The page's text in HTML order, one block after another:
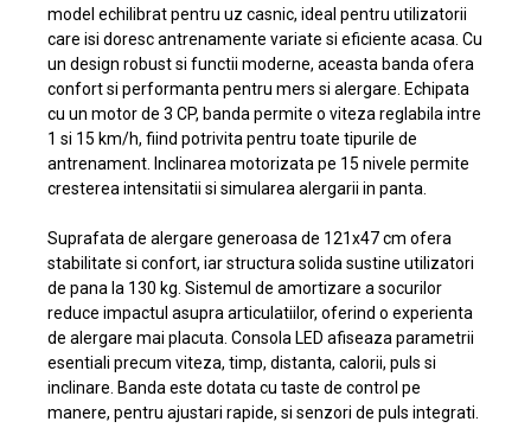
model echilibrat pentru uz casnic, ideal pentru utilizatorii
care isi doresc antrenamente variate si eficiente acasa. Cu
un design robust si functii moderne, aceasta banda ofera
confort si performanta pentru mers si alergare. Echipata
cu un motor de 3 CP, banda permite o viteza reglabila intre
1 si 15 km/h, fiind potrivita pentru toate tipurile de
antrenament. Inclinarea motorizata pe 15 nivele permite
cresterea intensitatii si simularea alergarii in panta.
Suprafata de alergare generoasa de 121x47 cm ofera
stabilitate si confort, iar structura solida sustine utilizatori
de pana la 130 kg. Sistemul de amortizare a socurilor
reduce impactul asupra articulatiilor, oferind o experienta
de alergare mai placuta. Consola LED afiseaza parametrii
esentiali precum viteza, timp, distanta, calorii, puls si
inclinare. Banda este dotata cu taste de control pe
manere, pentru ajustari rapide, si senzori de puls integrati.